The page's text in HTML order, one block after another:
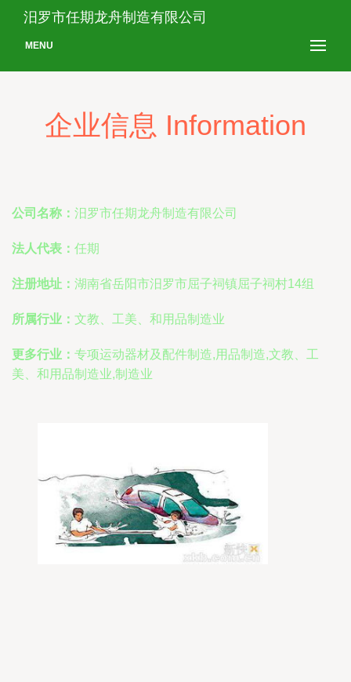
汨罗市任期龙舟制造有限公司
MENU
企业信息 Information
公司名称： 汨罗市任期龙舟制造有限公司
法人代表： 任期
注册地址： 湖南省岳阳市汨罗市屈子祠镇屈子祠村14组
所属行业： 文教、工美、和用品制造业
更多行业： 专项运动器材及配件制造,用品制造,文教、工
美、和用品制造业,制造业